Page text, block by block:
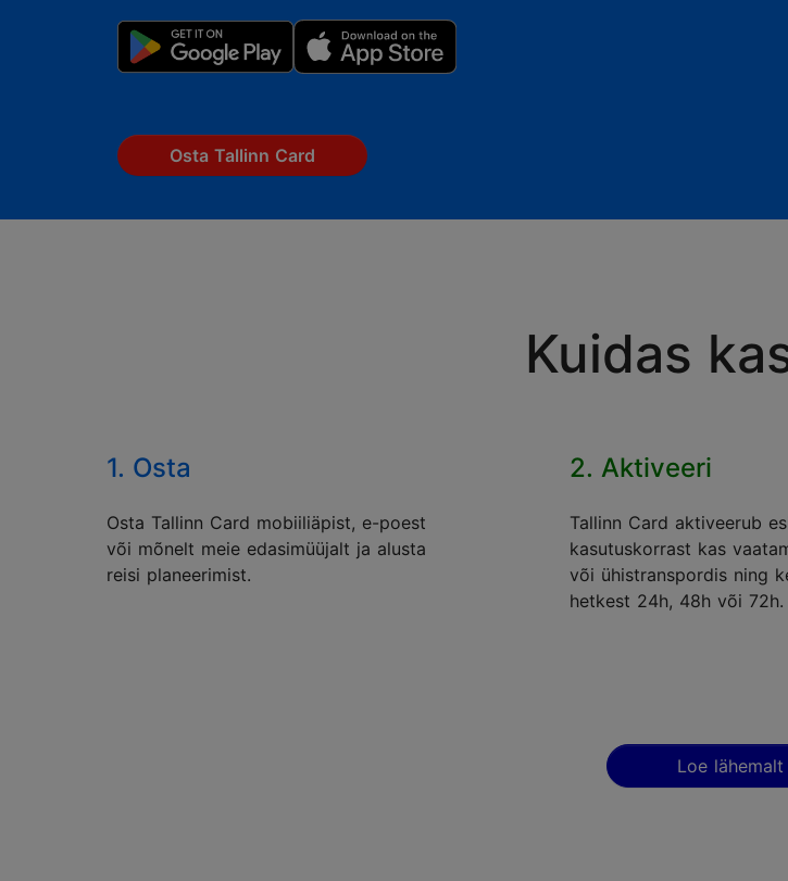
Osta Tallinn Card
Kuidas
1. Osta
Osta Tallinn Card mobiiliäpist, e-poest
või mõnelt meie edasimüüjalt ja alusta
reisi planeerimist.
2. Aktiveeri
Tallinn Card aktiveerub
kasutuskorrast kas
või ühistranspordis ning
hetkest 24h, 48h või 72h.
Loe lähemalt